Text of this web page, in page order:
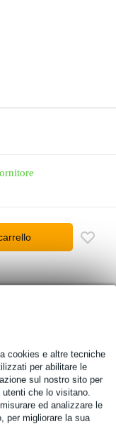
cookies e altre tecniche
per abilitare le
sul nostro sito per
utenti che lo visitano.
ed analizzare le
per migliorare la sua
lavorativi a domicilio
e molti altri